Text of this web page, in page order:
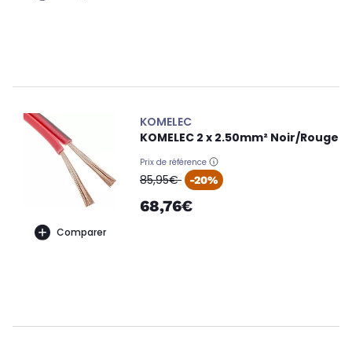
Comparer
KOMELEC
KOMELEC 2 x 2.50mm² Noir/Rouge
Prix de référence
oldPrice
85,95€ -20%
68,76€